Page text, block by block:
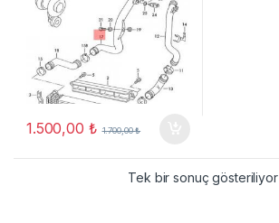
1.500,00 ₺ 1.700,00₺
Tek bir sonuç gösteriliyor